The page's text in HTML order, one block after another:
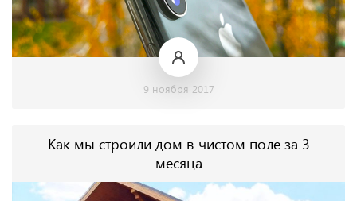
9 ноября 2017
Как мы строили дом в чистом поле за 3
месяца